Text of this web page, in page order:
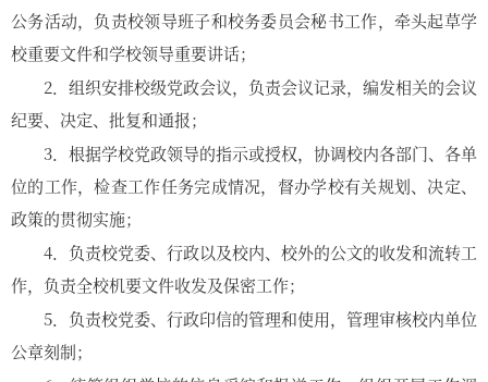
公务活动，负责校领导班子和校务委员会秘书工作，牵头起草学
校重要文件和学校领导重要讲话；
2．组织安排校级党政会议，负责会议记录，编发相关的会议
纪要、决定、批复和通报；
3．根据学校党政领导的指示或授权，协调校内各部门、各单
位的工作，检查工作任务完成情况，督办学校有关规划、决定、
政策的贯彻实施；
4．负责校党委、行政以及校内、校外的公文的收发和流转工
作，负责全校机要文件收发及保密工作；
5．负责校党委、行政印信的管理和使用，管理审核校内单位
公章刻制；